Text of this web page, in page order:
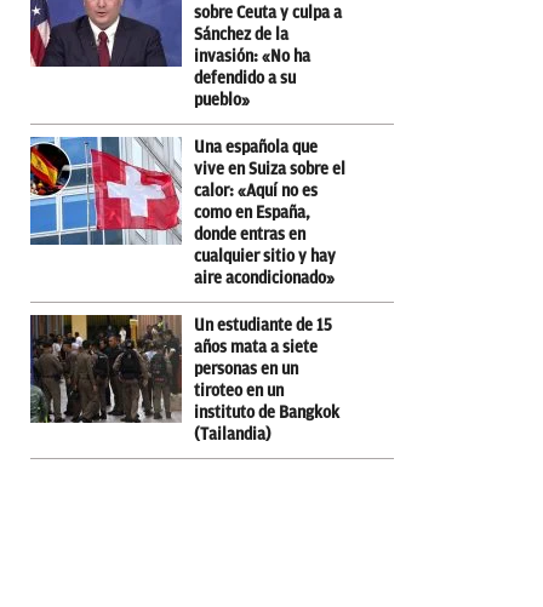
sobre Ceuta y culpa a
Sánchez de la
invasión: «No ha
defendido a su
pueblo»
Una española que
vive en Suiza sobre el
calor: «Aquí no es
como en España,
donde entras en
cualquier sitio y hay
aire acondicionado»
Un estudiante de 15
años mata a siete
personas en un
tiroteo en un
instituto de Bangkok
(Tailandia)